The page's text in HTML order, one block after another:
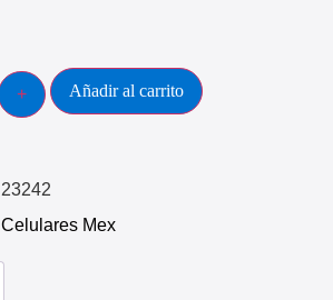
Añadir al carrito
23242
Celulares Mex